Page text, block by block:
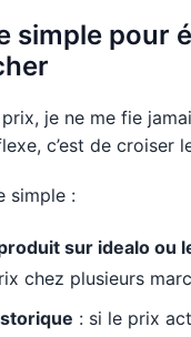
simple pour
je ne me fie
c’est de croiser
simple :
sur idealo ou
chez plusieurs
: si le prix